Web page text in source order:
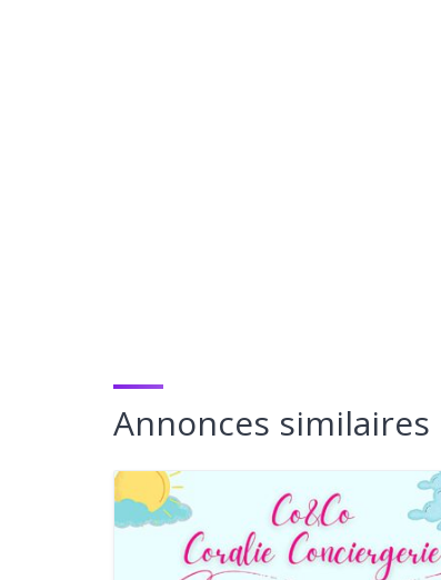
Annonces similaires